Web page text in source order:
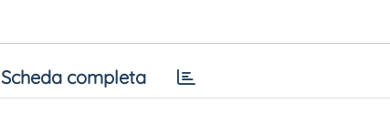
Scheda completa